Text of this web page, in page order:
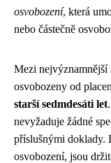
osvobození, která
nebo částečně
Mezi nejvýznamnější
osvobozeny od
starší sedmdesáti let
nevyžaduje žádné
příslušnými doklady.
osvobození, jsou